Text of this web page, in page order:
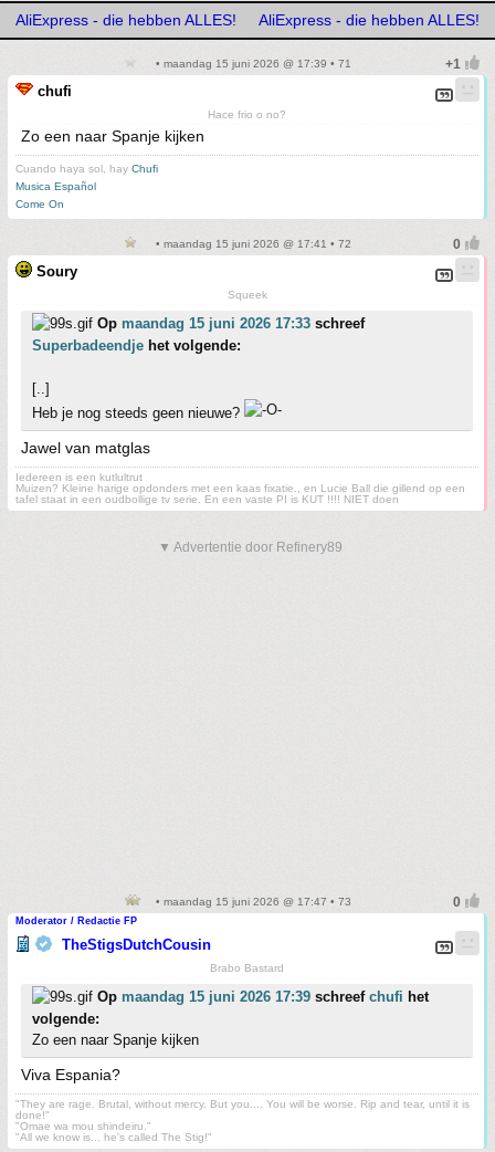
AliExpress - die hebben ALLES! AliExpress - die hebben ALLES!
• maandag 15 juni 2026 @ 17:39 • 71
chufi
Hace frio o no?
Zo een naar Spanje kijken
Cuando haya sol, hay Chufi
Musica Español
Come On
• maandag 15 juni 2026 @ 17:41 • 72
Soury
Squeek
Op maandag 15 juni 2026 17:33 schreef
Superbadeendje het volgende:
[..]
Heb je nog steeds geen nieuwe?
Jawel van matglas
Iedereen is een kutlultrut
Muizen? Kleine harige opdonders met een kaas fixatie., en Lucie Ball die gillend op een
tafel staat in een oudbollige tv serie. En een vaste PI is KUT !!!! NIET doen
▼ Advertentie door Refinery89
• maandag 15 juni 2026 @ 17:47 • 73
Moderator / Redactie FP
TheStigsDutchCousin
Brabo Bastard
Op maandag 15 juni 2026 17:39 schreef chufi het
volgende:
Zo een naar Spanje kijken
Viva Espania?
"They are rage. Brutal, without mercy. But you.... You will be worse. Rip and tear, until it is
done!"
"Omae wa mou shindeiru."
"All we know is... he's called The Stig!"